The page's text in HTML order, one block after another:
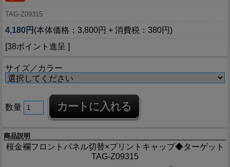
TAG-Z09315
4,180円 (本体価格：3,800円 + 消費税：380円)
[38ポイント進呈 ]
サイズ／カラー
数量
商品説明
桜金襴フロントパネル切替×プリントキャップ◆ターゲット
TAG-Z09315